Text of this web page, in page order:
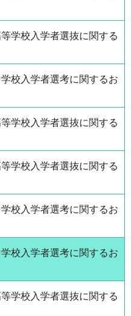
学校入学者選抜に関する
校入学者選考に関するお
学校入学者選抜に関する
学校入学者選抜に関する
校入学者選考に関するお
校入学者選考に関するお
学校入学者選抜に関する